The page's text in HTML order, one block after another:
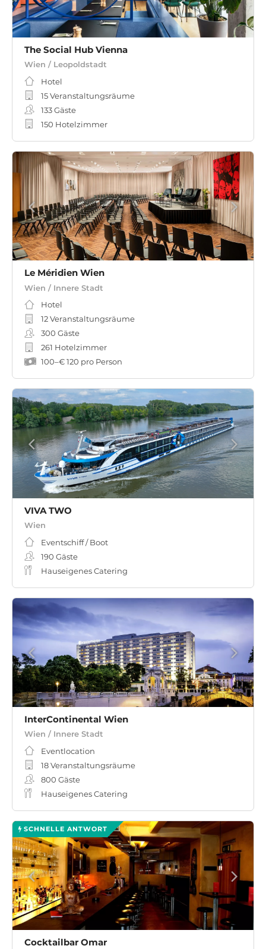
The Social Hub Vienna
Wien / Leopoldstadt
Hotel
15 Veranstaltungsräume
133Gäste
150 Hotelzimmer
Le Méridien Wien
Wien / Innere Stadt
Hotel
12 Veranstaltungsräume
300 Gäste
261 Hotelzimmer
100–€ 120 pro Person
VIVA TWO
Wien
Eventschiff / Boot
190 Gäste
Hauseigenes Catering
InterContinental Wien
Wien / Innere Stadt
Eventlocation
18 Veranstaltungsräume
800 Gäste
Hauseigenes Catering
SCHNELLE ANTWORT
Cocktailbar Omar